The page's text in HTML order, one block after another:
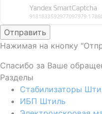
Отправить
Нажимая на кнопку
Спасибо за Ваше
Разделы
Стабилизаторы
ИБП Штиль